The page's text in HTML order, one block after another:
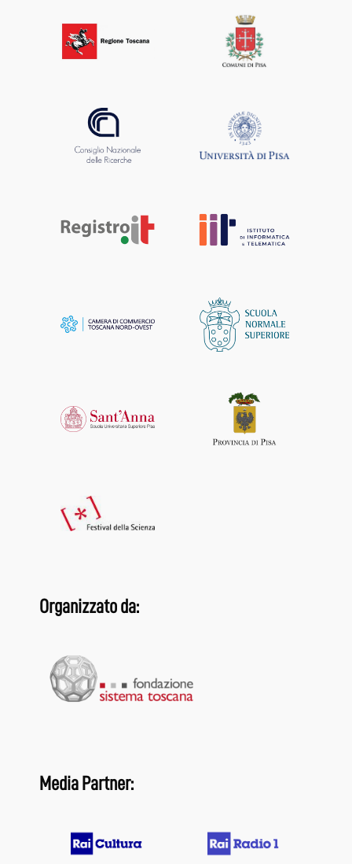
Organizzato da:
Media Partner: